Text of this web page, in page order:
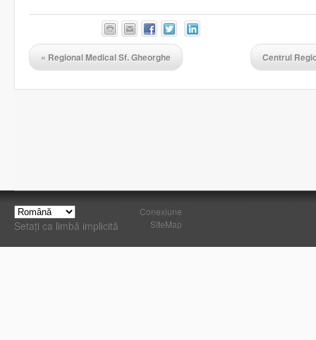
« Regional Medical Sf. Gheorghe Centrul
Setați ca limbă implicită
Conexiune
SiteMap